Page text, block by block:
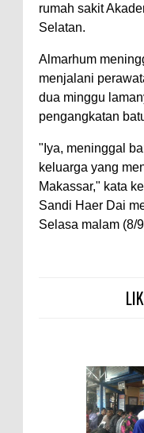
rumah sakit
Selatan.
Almarhum
menjalani
dua minggu
pengangkatan
"Iya, meninggal
keluarga yang
Makassar," kata
Sandi Haer Dai
Selasa malam (8/